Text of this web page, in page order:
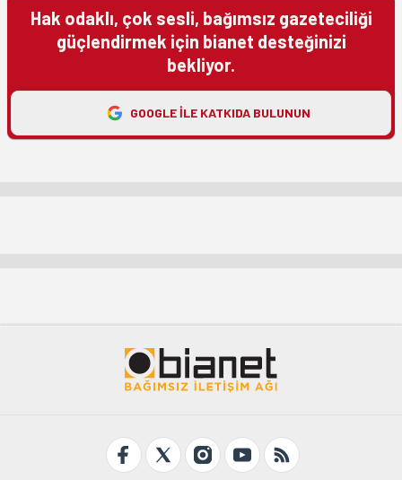
Hak odaklı, çok sesli, bağımsız gazeteciliği
güçlendirmek için bianet desteğinizi
bekliyor.
GOOGLE ILE KATKIDA BULUNUN